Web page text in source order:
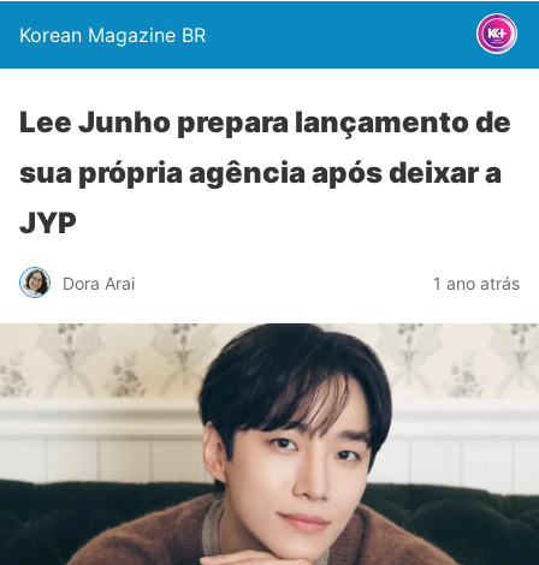
Korean Magazine BR
Lee Junho prepara lançamento de
sua própria agência após deixar a
JYP
Dora Arai 1 ano atrás